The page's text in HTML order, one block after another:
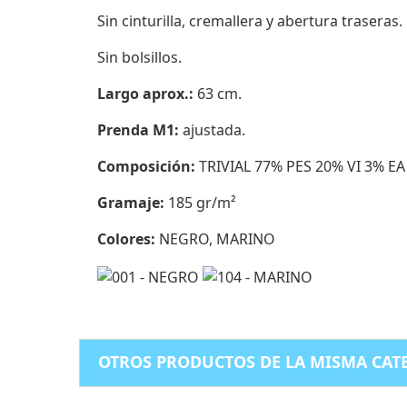
Sin cinturilla, cremallera y abertura traseras.
Sin bolsillos.
Largo aprox.: 63 cm.
Prenda M1: ajustada.
Composición: TRIVIAL 77% PES 20% VI 3% EA
Gramaje: 185 gr/m²
Colores: NEGRO, MARINO
OTROS PRODUCTOS DE LA MISMA